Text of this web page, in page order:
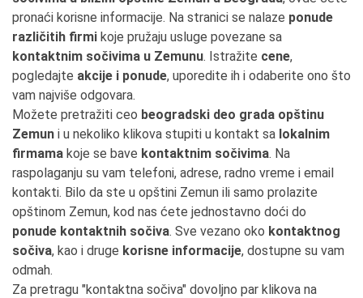
pronaći korisne informacije. Na stranici se nalaze ponude
različitih firmi koje pružaju usluge povezane sa
kontaktnim sočivima u Zemunu. Istražite cene,
pogledajte akcije i ponude, uporedite ih i odaberite ono što
vam najviše odgovara.
Možete pretražiti ceo beogradski deo grada opštinu
Zemun i u nekoliko klikova stupiti u kontakt sa lokalnim
firmama koje se bave kontaktnim sočivima. Na
raspolaganju su vam telefoni, adrese, radno vreme i email
kontakti. Bilo da ste u opštini Zemun ili samo prolazite
opštinom Zemun, kod nas ćete jednostavno doći do
ponude kontaktnih sočiva. Sve vezano oko kontaktnog
sočiva, kao i druge korisne informacije, dostupne su vam
odmah.
Za pretragu "kontaktna sočiva" dovoljno par klikova na